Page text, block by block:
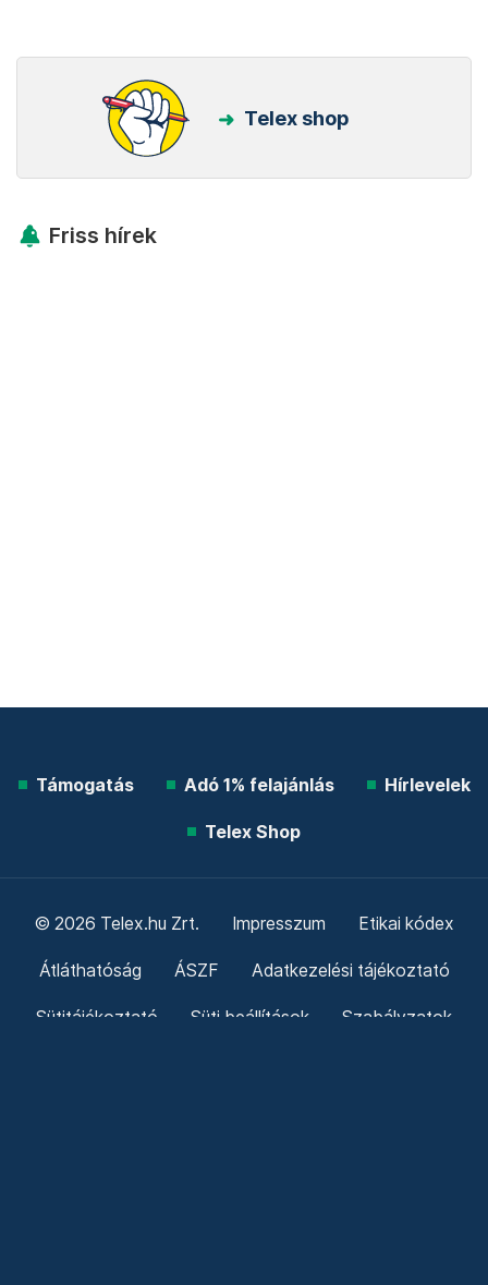
Telex shop
Friss hírek
Támogatás Adó 1% felajánlás Hírlevelek
Telex Shop
© 2026 Telex.hu Zrt. Impresszum Etikai kódex
Átláthatóság ÁSZF Adatkezelési tájékoztató
Sütitájékoztató Süti beállítások Szabályzatok